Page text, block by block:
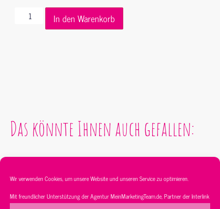
Wir verwenden Cookies, um unsere Website und unseren Service zu optimieren.
Mit freundlicher Unterstützung der AgenturMeinMarketingTeam.de, Partner derInterlink
In den Warenkorb
Das könnte Ihnen auch gefallen: